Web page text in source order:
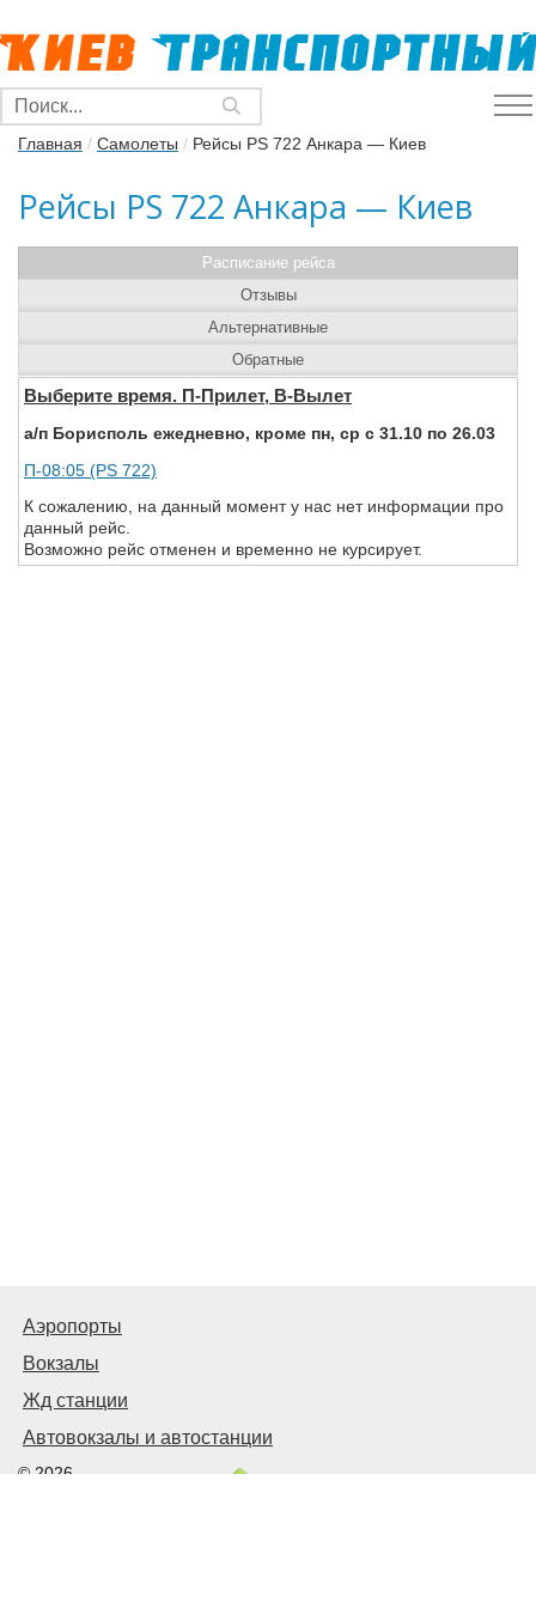
Главная / Самолеты / Рейсы PS 722 Анкара — Киев
Рейсы PS 722 Анкара — Киев
Расписание рейса
Выберите время. П-Прилет, В-Вылет
а/п Борисполь ежедневно, кроме пн, ср с 31.10 по 26.03
П-08:05 (PS 722)
К сожалению, на данный момент у нас нет информации про
данный рейс.
Возможно рейс отменен и временно не курсирует.
Отзывы
Альтернативные
Обратные
Аэропорты
Вокзалы
Жд станции
Автовокзалы и автостанции
© 2026